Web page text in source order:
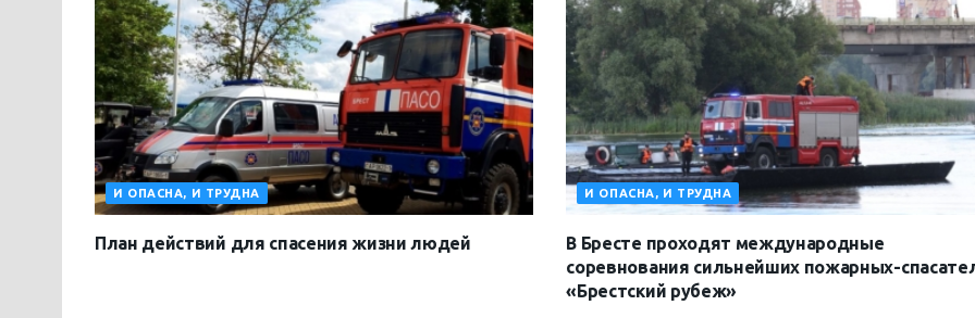
И ОПАСНА, И ТРУДНА
План действий для спасения жизни людей
И ОПАСНА, И ТРУДНА
В Бресте проходят международные
соревнования сильнейших пожарных-
«Брестский рубеж»